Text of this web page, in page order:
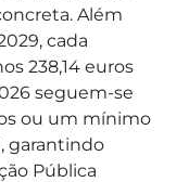
Além
cada
238,14 euros
seguem-se
ou um mínimo
garantindo
Pública